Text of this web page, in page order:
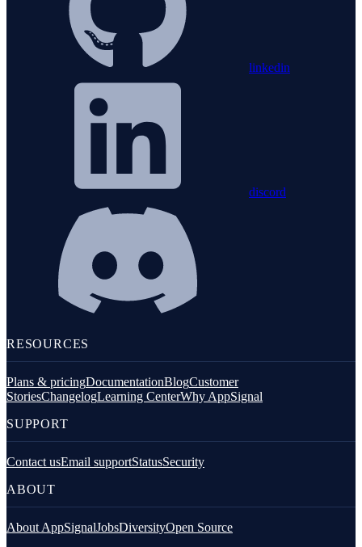
linkedin
discord
RESOURCES
Plans & pricingDocumentationBlogCustomer
StoriesChangelogLearning CenterWhy AppSignal
SUPPORT
Contact usEmail supportStatusSecurity
ABOUT
About AppSignalJobsDiversityOpen Source